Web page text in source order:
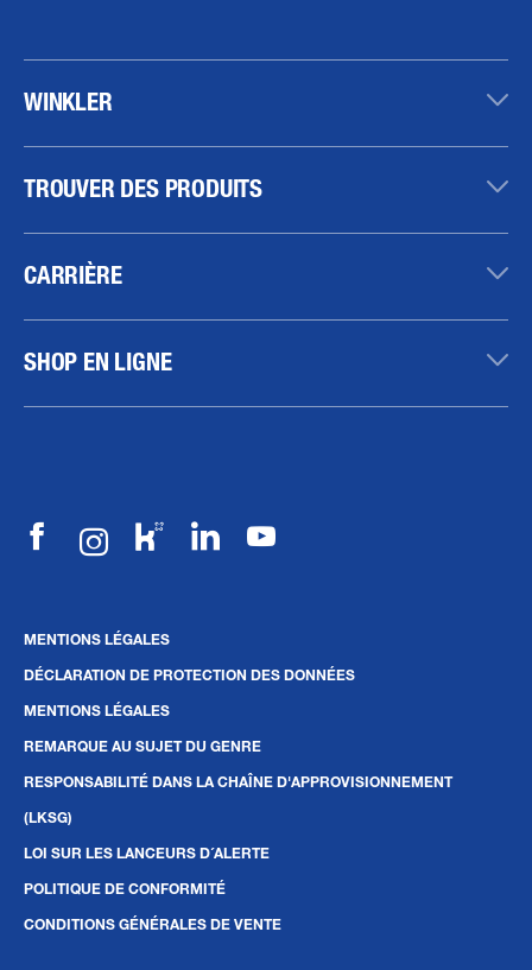
WINKLER
TROUVER DES PRODUITS
CARRIÈRE
SHOP EN LIGNE
MENTIONS LÉGALES
DÉCLARATION DE PROTECTION DES DONNÉES
MENTIONS LÉGALES
REMARQUE AU SUJET DU GENRE
RESPONSABILITÉ DANS LA CHAÎNE D'APPROVISIONNEMENT
(LKSG)
LOI SUR LES LANCEURS D´ALERTE
POLITIQUE DE CONFORMITÉ
CONDITIONS GÉNÉRALES DE VENTE